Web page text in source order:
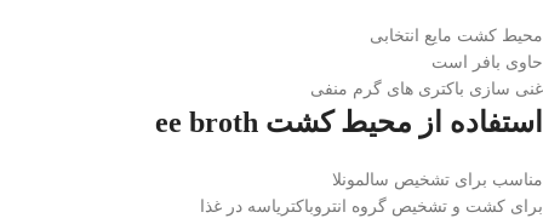
محیط کشت مایع انتخابی
حاوی بافر است
غنی سازی باکتری های گرم منفی
استفاده از محیط کشت ee broth
مناسب برای تشخیص سالمونلا
برای کشت و تشخیص گروه انتروباکتریاسه در غذا